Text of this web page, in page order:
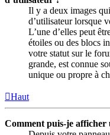
Il y a deux images
d’utilisateur lorsque
L’une d’elles peut
étoiles ou des blocs
votre statut sur le
grande, est connue
unique ou propre à
Haut
Comment puis-je afficher